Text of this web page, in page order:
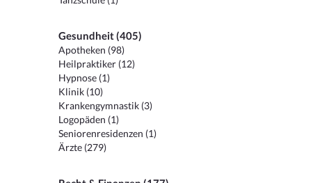
Gesundheit (405)
Apotheken (98)
Heilpraktiker (12)
Hypnose (1)
Klinik (10)
Krankengymnastik (3)
Logopäden (1)
Seniorenresidenzen (1)
Ärzte (279)